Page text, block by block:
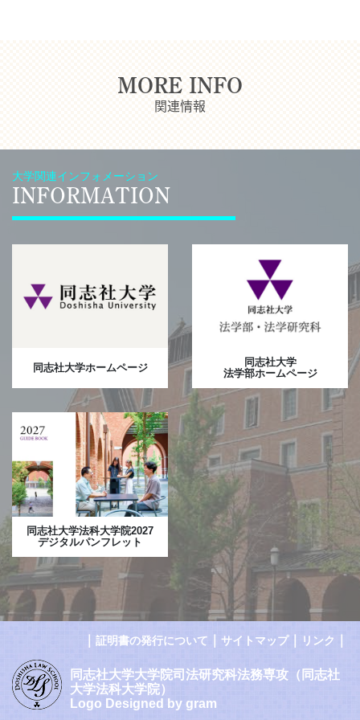
MORE INFO
関連情報
大学関連インフォメーション
INFORMATION
同志社大学ホームページ
同志社大学
法学部ホームページ
同志社大学法科大学院2027
デジタルパンフレット
証明書の発行について サイトマップ｜ リンク
同志社大学大学院司法研究科法務専攻（同志社
大学法科大学院）
Logo Designed by gram